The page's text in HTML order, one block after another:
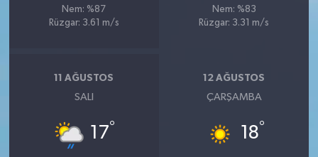
Nem: %87
Rüzgar: 3.61 m/s
Nem: %83
Rüzgar: 3.31 m/s
11 AĞUSTOS
SALI
17°
12 AĞUSTOS
ÇARŞAMBA
18°